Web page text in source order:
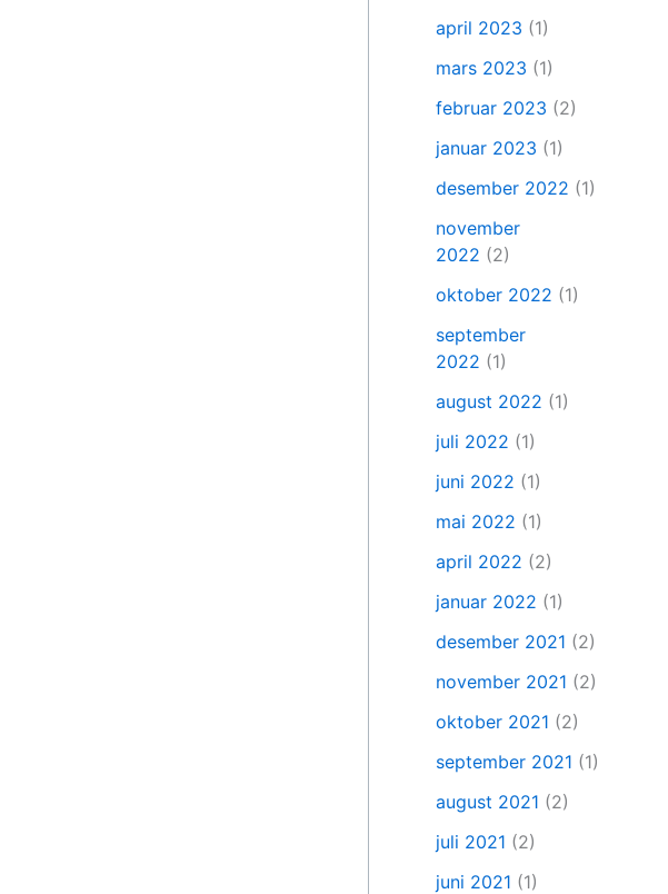
april 2023 (1)
mars 2023 (1)
februar 2023 (2)
januar 2023 (1)
desember 2022 (1)
november
2022 (2)
oktober 2022 (1)
september
2022 (1)
august 2022 (1)
juli 2022 (1)
juni 2022 (1)
mai 2022 (1)
april 2022 (2)
januar 2022 (1)
desember 2021 (2)
november 2021 (2)
oktober 2021 (2)
september 2021 (1)
august 2021 (2)
juli 2021 (2)
juni 2021 (1)